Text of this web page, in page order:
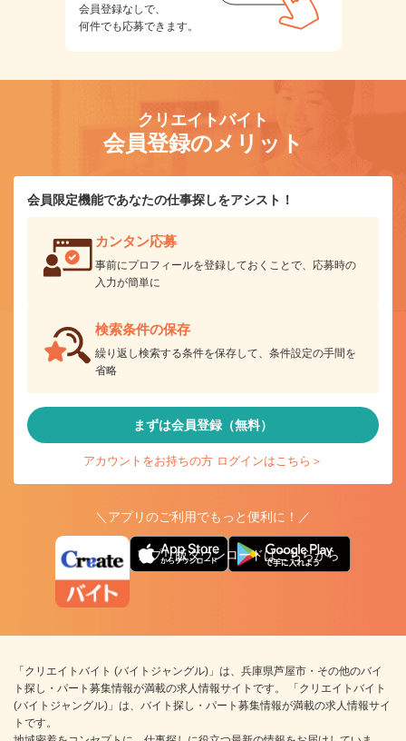
会員登録なしで、
何件でも応募できます。
クリエイトバイト
会員登録のメリット
会員限定機能であなたの仕事探しをアシスト！
カンタン応募
事前にプロフィールを登録しておくことで、応募時の
入力が簡単に
検索条件の保存
繰り返し検索する条件を保存して、条件設定の手間を
省略
まずは会員登録（無料）
アカウントをお持ちの方 ログインはこちら＞
＼アプリのご利用でもっと便利に！／
アプリ版ダウンロードはこちらから
「クリエイトバイト (バイトジャングル)」は、兵庫県芦屋市・その他のバイ
ト探し・パート募集情報が満載の求人情報サイトです。 「クリエイトバイト
(バイトジャングル)」は、バイト探し・パート募集情報が満載の求人情報サイ
トです。